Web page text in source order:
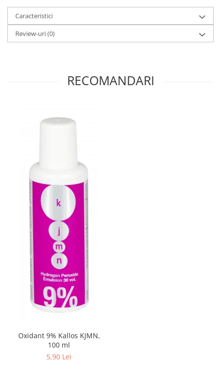
Caracteristici
Review-uri(0)
RECOMANDARI
Oxidant 9% Kallos KJMN,
100 ml
5,90 Lei